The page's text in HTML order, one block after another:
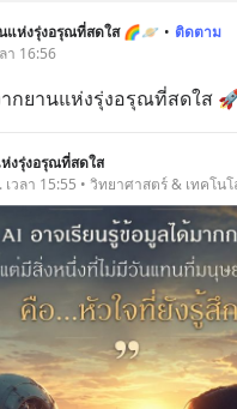
แห่งรุ่งอรุณที่สดใส 🌈🪐 • ติดตาม
า 16:56
ยานแห่งรุ่งอรุณที่สดใส
งรุ่งอรุณที่สดใส
เวลา 15:55 • วิทยาศาสตร์ & เทคโนโ